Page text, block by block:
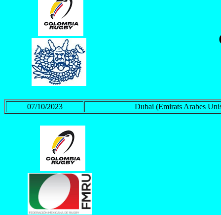
07/10/2023 Dubai (Emirats Arabes